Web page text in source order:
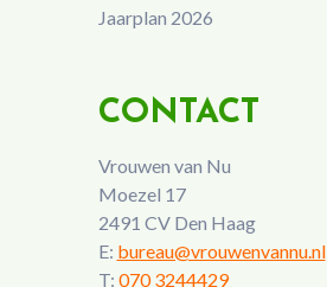
Jaarplan 2026
CONTACT
Vrouwen van Nu
Moezel 17
2491 CV Den Haag
E: bureau@vrouwenvannu.nl
T: 070 3244429